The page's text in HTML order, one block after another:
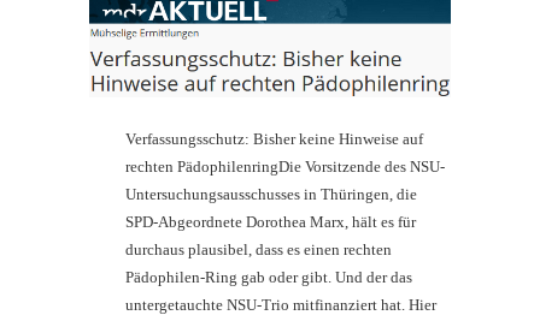
Verfassungsschutz: Bisher keine Hinweise auf
rechten PädophilenringDie Vorsitzende des NSU-
Untersuchungsausschusses in Thüringen, die
SPD-Abgeordnete Dorothea Marx, hält es für
durchaus plausibel, dass es einen rechten
Pädophilen-Ring gab oder gibt. Und der das
untergetauchte NSU-Trio mitfinanziert hat. Hier